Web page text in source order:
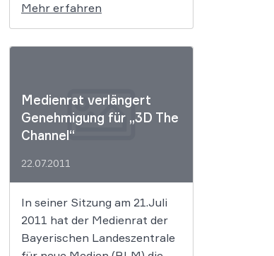
Herbst 2011 soll nun auch ein
Pay-TV-Sender folgen.
Mehr erfahren
Medienrat verlängert
Genehmigung für „3D The
Channel“
22.07.2011
In seiner Sitzung am 21.Juli
2011 hat der Medienrat der
Bayerischen Landeszentrale